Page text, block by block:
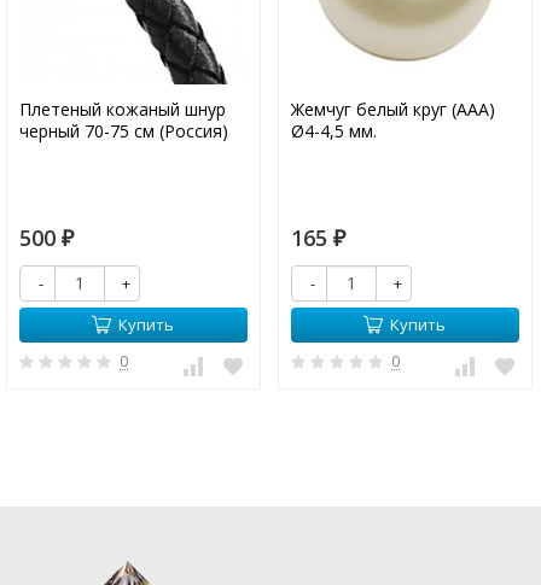
Плетеный кожаный шнур
черный 70-75 см (Россия)
500 ₽
-
+
Купить
0
Жемчуг белый круг (ААА)
Ø4-4,5 мм.
165 ₽
-
+
Купить
0